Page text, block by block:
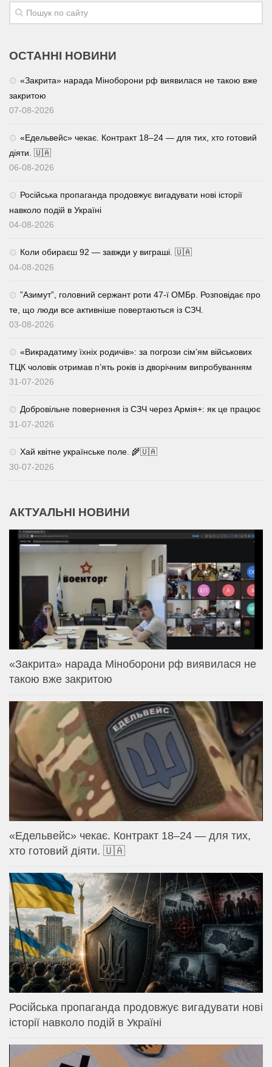
ОСТАННІ НОВИНИ
«Закрита» нарада Міноборони рф виявилася не такою вже
закритою
07-08-2026
«Едельвейс» чекає. Контракт 18–24 — для тих, хто готовий
діяти. 🇺🇦
06-08-2026
Російська пропаганда продовжує вигадувати нові історії
навколо подій в Україні
04-08-2026
Коли обираєш 92 — завжди у виграші. 🇺🇦
04-08-2026
⁨”Азимут”, головний сержант роти 47-ї ОМБр. Розповідає про
те, що люди все активніше повертаються із СЗЧ.
03-08-2026
«Викрадатиму їхніх родичів»: за погрози сім’ям військових
ТЦК чоловік отримав п’ять років із дворічним випробуванням
31-07-2026
Добровільне повернення із СЗЧ через Армія+: як це працює
31-07-2026
Хай квітне українське поле. 🌾🇺🇦
30-07-2026
АКТУАЛЬНІ НОВИНИ
«Закрита» нарада Міноборони рф виявилася не
такою вже закритою
«Едельвейс» чекає. Контракт 18–24 — для тих,
хто готовий діяти. 🇺🇦
Російська пропаганда продовжує вигадувати нові
історії навколо подій в Україні